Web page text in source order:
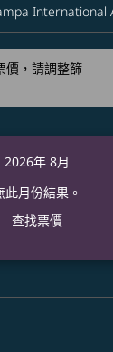
價，請調整篩
2026年 8月
此月份結果。
查找票價